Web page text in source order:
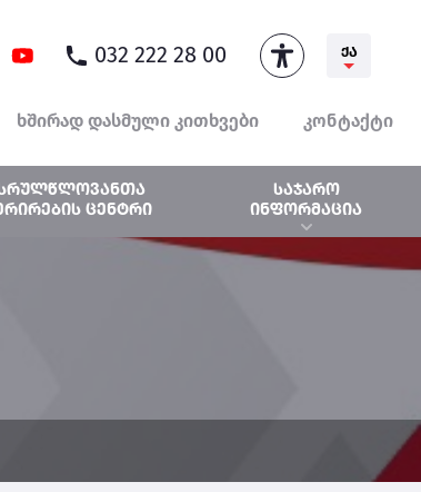
032 222 28 00 ᲥᲐ
ხშირად დასმული კითხვები კონტაქტი
ცენტრი
საჯარო
ინფორმაცია